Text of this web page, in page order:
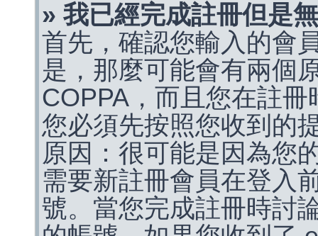
» 我已經完成註冊但是
首先，確認您輸入的會
是，那麼可能會有兩個
COPPA，而且您在註
您必須先按照您收到的
原因：很可能是因為您
需要新註冊會員在登入
號。當您完成註冊時討